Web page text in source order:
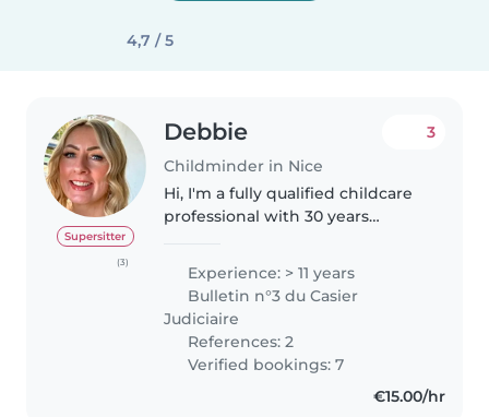
4,7 / 5
Supersitter
(3)
Debbie
Childminder in Nice
3
Hi, I'm a fully qualified childcare
professional with 30 years
Alder Hey children's hospital in
Liverpool UK as a play leader
providing normalizing,..
Experience: > 11 years
Bulletin n°3 du Casier
Judiciaire
References: 2
Verified bookings: 7
€15.00/hr